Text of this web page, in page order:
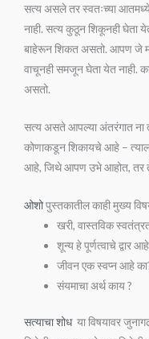
सत्य असले तर स्वतःच्या
नाही. सत्य कुठून शिकूनही घेता
बाहेरून शिकत असतो. आपण जे
वाचूनही समजून घेता येत नाही.
असतो.
सत्य असते आपल्या अंतरंगात ना
कोणाकडून शिकायचे आहे –
आहे, जिथे आपण उभे आहोत, तर
ओशोपुस्तकातील काही मुख्य
खरी, वास्तविक
शून्य हे पूर्णत्वाचे द्वार
जीवन एक स्वप्न आहे
संयमाचा अर्थ काय ?
सत्याचा शोधया विषयावर